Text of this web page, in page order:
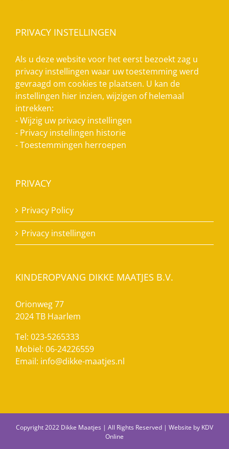
PRIVACY INSTELLINGEN
Als u deze website voor het eerst bezoekt zag u
privacy instellingen waar uw toestemming werd
gevraagd om cookies te plaatsen. U kan de
instellingen hier inzien, wijzigen of helemaal
intrekken:
-Wijzig uw privacy instellingen
- Privacy instellingen historie
-Toestemmingen herroepen
PRIVACY
Privacy Policy
Privacy instellingen
KINDEROPVANG DIKKE MAATJES B.V.
Orionweg 77
2024 TB Haarlem
Tel: 023-5265333
Mobiel: 06-24226559
Email: info@dikke-maatjes.nl
Copyright 2022 Dikke Maatjes | All Rights Reserved | Website by KDV
Online